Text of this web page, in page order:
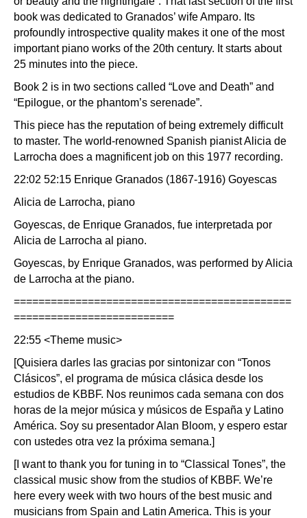
book was dedicated to Granados’ wife Amparo. Its
profoundly introspective quality makes it one of the most
important piano works of the 20th century. It starts about
25 minutes into the piece.
Book 2 is in two sections called “Love and Death” and
“Epilogue, or the phantom’s serenade”.
This piece has the reputation of being extremely difficult
to master. The world-renowned Spanish pianist Alicia de
Larrocha does a magnificent job on this 1977 recording.
22:02 52:15 Enrique Granados (1867-1916) Goyescas
Alicia de Larrocha, piano
Goyescas, de Enrique Granados, fue interpretada por
Alicia de Larrocha al piano.
Goyescas, by Enrique Granados, was performed by Alicia
de Larrocha at the piano.
=============================================
==========================
22:55 <Theme music>
[Quisiera darles las gracias por sintonizar con “Tonos
Clásicos”, el programa de música clásica desde los
estudios de KBBF. Nos reunimos cada semana con dos
horas de la mejor música y músicos de España y Latino
América. Soy su presentador Alan Bloom, y espero estar
con ustedes otra vez la próxima semana.]
[I want to thank you for tuning in to “Classical Tones”, the
classical music show from the studios of KBBF. We’re
here every week with two hours of the best music and
musicians from Spain and Latin America. This is your